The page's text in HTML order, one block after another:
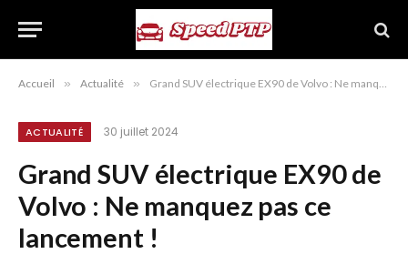
Accueil » Actualité » Grand SUV électrique EX90 de Volvo : Ne manquez pas ce lancement !
ACTUALITÉ 30 juillet 2024
Grand SUV électrique EX90 de
Volvo : Ne manquez pas ce
lancement !